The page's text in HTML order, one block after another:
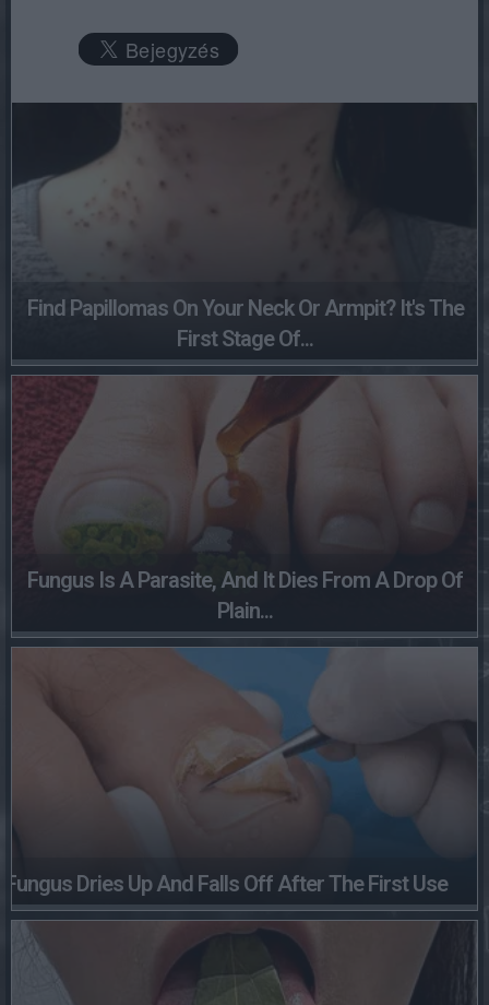
Find Papillomas On Your Neck Or Armpit? It's The
First Stage Of...
Fungus Is A Parasite, And It Dies From A Drop Of
Plain...
Fungus Dries Up And Falls Off After The First Use